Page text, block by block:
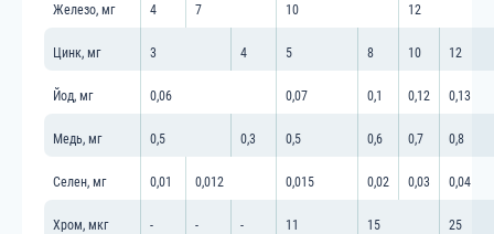
Железо, мг 4 7 10 12
Цинк, мг 3 4 5 8 10 12
Йод, мг 0,06 0,07 0,1 0,12 0,13
Медь, мг 0,5 0,3 0,5 0,6 0,7 0,8
Селен, мг 0,01 0,012 0,015 0,02 0,03 0,04
Хром, мкг - - - 11 15 25